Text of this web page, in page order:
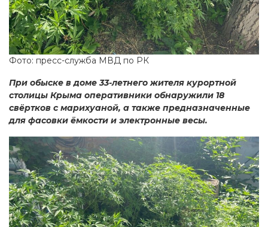
Фото: пресс-служба МВД по РК
При обыске в доме 33-летнего жителя курортной
столицы Крыма оперативники обнаружили 18
свёртков с марихуаной, а также предназначенные
для фасовки ёмкости и электронные весы.